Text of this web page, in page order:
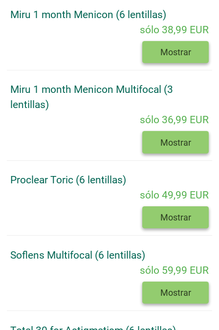
Miru 1 month Menicon (6 lentillas)
sólo 38,99 EUR
Mostrar
Miru 1 month Menicon Multifocal (3
lentillas)
sólo 36,99 EUR
Mostrar
Proclear Toric (6 lentillas)
sólo 49,99 EUR
Mostrar
Soflens Multifocal (6 lentillas)
sólo 59,99 EUR
Mostrar